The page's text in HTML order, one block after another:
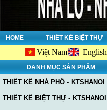
HOME THIẾT KẾ BIỆT THỰ
Việt Nam English
DANH MỤC SẢN PHẨM
THIẾT KẾ NHÀ PHỐ - KTSHANOI
THIẾT KẾ BIỆT THỰ - KTSHANOI